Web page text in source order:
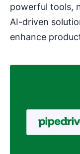
powerful tools,
AI-driven
enhance